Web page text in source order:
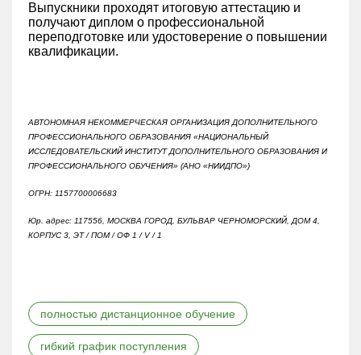
полностью дистанционное обучение
гибкий график поступления
Выпускники проходят итоговую аттестацию и
получают диплом о профессиональной
переподготовке или удостоверение о повышении
квалификации.
АВТОНОМНАЯ НЕКОММЕРЧЕСКАЯ ОРГАНИЗАЦИЯ ДОПОЛНИТЕЛЬНОГО
ПРОФЕССИОНАЛЬНОГО ОБРАЗОВАНИЯ «НАЦИОНАЛЬНЫЙ
ИССЛЕДОВАТЕЛЬСКИЙ ИНСТИТУТ ДОПОЛНИТЕЛЬНОГО ОБРАЗОВАНИЯ И
ПРОФЕССИОНАЛЬНОГО ОБУЧЕНИЯ» (АНО «НИИДПО»)
ОГРН: 1157700006683
Юр. адрес: 117556, МОСКВА ГОРОД, БУЛЬВАР ЧЕРНОМОРСКИЙ, ДОМ 4,
КОРПУС 3, ЭТ / ПОМ / ОФ 1 / V / 1